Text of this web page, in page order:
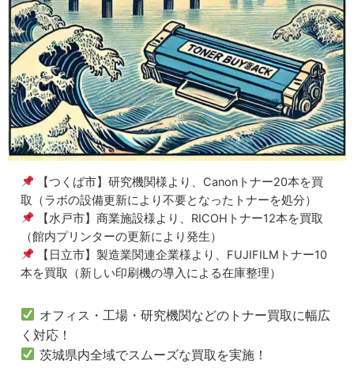
【つくば市】研究機関様より、Canonトナー20本を買
取（ラボの設備更新により不要となったトナーを処分）
【水戸市】商業施設様より、RICOHトナー12本を買取
（館内プリンターの更新により発生）
【日立市】製造業関連企業様より、FUJIFILMトナー10
本を買取（新しい印刷機の導入による在庫整理）
オフィス・工場・研究機関などのトナー買取に幅広
く対応！
茨城県内全域でスムーズな買取を実施！